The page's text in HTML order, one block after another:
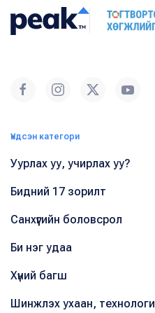
Үндсэн категори
Уурлах уу, учирлах уу?
Бидний 17 зорилт
Санхүүгийн боловсрол
Би нэг удаа
Хүний багш
Шинжлэх ухаан, технологи